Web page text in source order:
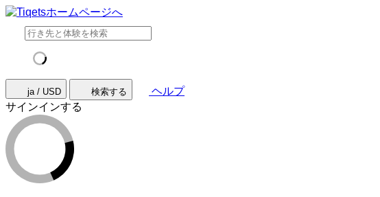
ja / USD 検索する
ヘルプ
サインインする